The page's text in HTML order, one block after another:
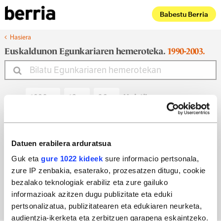
Datuen erabilera arduratsua
Guk eta gure 1022 kideek sure informacio pertsonala,
zure IP zenbakia, esaterako, prozesatzen ditugu, cookie
bezalako teknologiak erabiliz eta zure gailuko
informazioak azitzen dugu publizitate eta eduki
pertsonalizatua, publizitatearen eta edukiaren neurketa,
audientzia-ikerketa eta zerbitzuen garapena eskaintzeko.
Babestu Berria
Hasiera
Euskaldunon Egunkariaren hemeroteka. 1990-2003.
Noiztik
Noiz arte
Bilatu egun bateko edizioa